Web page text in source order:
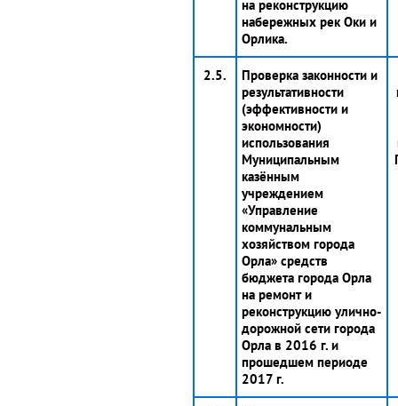
на реконструкцию
набережных рек Оки и
Орлика.
2.5.
Проверка законности и
результативности
(эффективности и
экономности)
использования
Муниципальным
казённым
учреждением
«Управление
коммунальным
хозяйством города
Орла» средств
бюджета города Орла
на ремонт и
реконструкцию улично-
дорожной сети города
Орла в 2016 г. и
прошедшем периоде
2017 г.